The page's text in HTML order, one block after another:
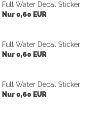
Full Water Decal Sticker
Nur 0,60 EUR
Full Water Decal Sticker
Nur 0,60 EUR
Full Water Decal Sticker
Nur 0,60 EUR